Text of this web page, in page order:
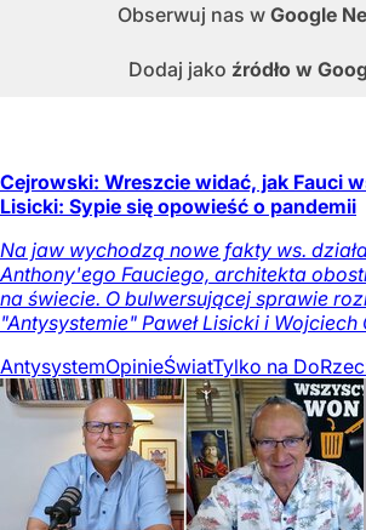
Obserwuj nas w Google
Dodaj jako źródło w
Cejrowski: Wreszcie widać, jak Fauci
Lisicki: Sypie się opowieść o pandemii
Na jaw wychodzą nowe fakty ws.
Anthony'ego Fauciego, architekta
na świecie. O bulwersującej sprawie
"Antysystemie" Paweł Lisicki i Wojciech
AntysystemOpinieŚwiatTylko na